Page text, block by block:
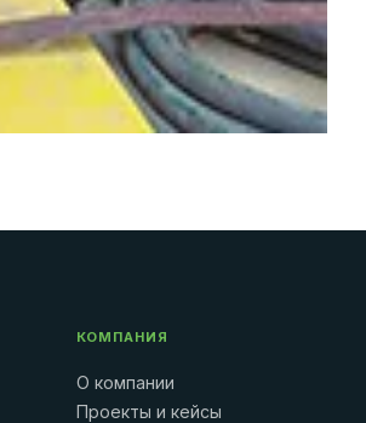
КОМПАНИЯ
О компании
Проекты и кейсы